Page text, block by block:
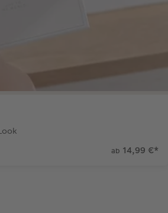
ab 14,99 €*